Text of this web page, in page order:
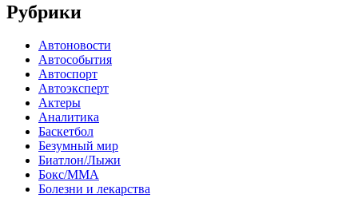
Рубрики
Автоновости
Автособытия
Автоспорт
Автоэксперт
Актеры
Аналитика
Баскетбол
Безумный мир
Биатлон/Лыжи
Бокс/MMA
Болезни и лекарства